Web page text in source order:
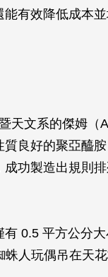
有效降低成本
天文系的傑姆（
良好的聚亞醯
功製造出規則
0.5 平方公分
人玩偶吊在天花